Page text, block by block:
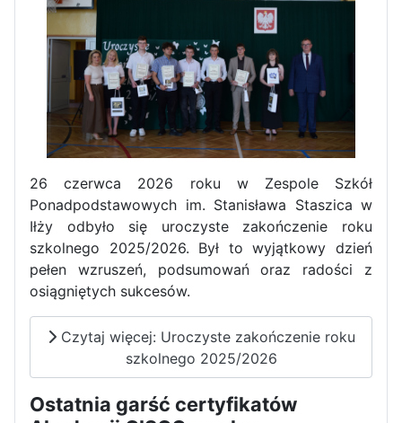
Zakończenie roku maturzystów
Zakończenie praktyk w
Rozpoczęcie kampanii „Gotowi
26 czerwca 2026 roku w Zespole Szkół
Ponadpodstawowych im. Stanisława Staszica w
Iłży odbyło się uroczyste zakończenie roku
szkolnego 2025/2026. Był to wyjątkowy dzień
pełen wzruszeń, podsumowań oraz radości z
osiągniętych sukcesów.
Czytaj więcej: Uroczyste zakończenie roku
szkolnego 2025/2026
Ostatnia garść certyfikatów